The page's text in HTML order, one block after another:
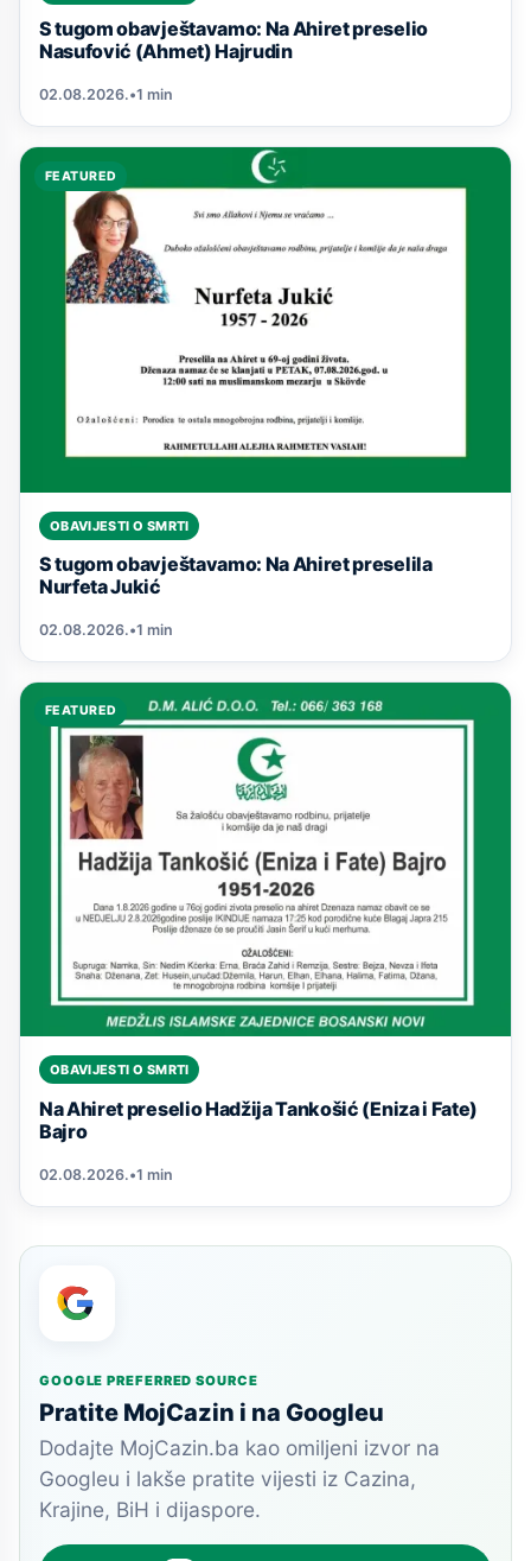
S tugom obavještavamo: Na Ahiret preselio
Nasufović (Ahmet) Hajrudin
02.08.2026.•1 min
FEATURED
OBAVIJESTI O SMRTI
S tugom obavještavamo: Na Ahiret preselila
Nurfeta Jukić
02.08.2026.•1 min
FEATURED
OBAVIJESTI O SMRTI
Na Ahiret preselio Hadžija Tankošić (Eniza i Fate)
Bajro
02.08.2026.•1 min
GOOGLE PREFERRED SOURCE
Pratite MojCazin i na Googleu
Dodajte MojCazin.ba kao omiljeni izvor na
Googleu i lakše pratite vijesti iz Cazina,
Krajine, BiH i dijaspore.